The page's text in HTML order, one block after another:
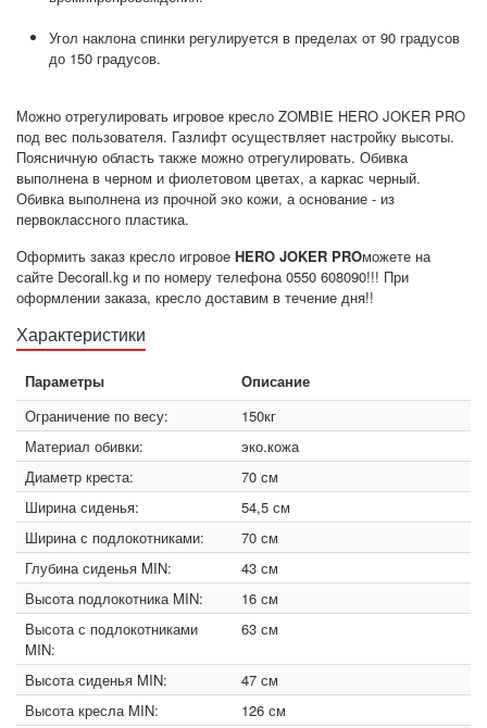
Угол наклона спинки регулируется в пределах от 90 градусов
до 150 градусов.
Можно отрегулировать игровое кресло ZOMBIE HERO JOKER PRO
под вес пользователя. Газлифт осуществляет настройку высоты.
Поясничную область также можно отрегулировать. Обивка
выполнена в черном и фиолетовом цветах, а каркас черный.
Обивка выполнена из прочной эко кожи, а основание - из
первоклассного пластика.
Оформить заказ кресло игровое HERO JOKER PROможете на
сайте Decorall.kg и по номеру телефона 0550 608090!!! При
оформлении заказа, кресло доставим в течение дня!!
Характеристики
Параметры
Описание
Ограничение по весу:
150кг
Материал обивки:
эко.кожа
Диаметр креста:
70 см
Ширина сиденья:
54,5 см
Ширина с подлокотниками:
70 см
Глубина сиденья MIN:
43 см
Высота подлокотника MIN:
16 см
Высота с подлокотниками
MIN:
63 см
Высота сиденья MIN:
47 см
Высота кресла MIN:
126 см